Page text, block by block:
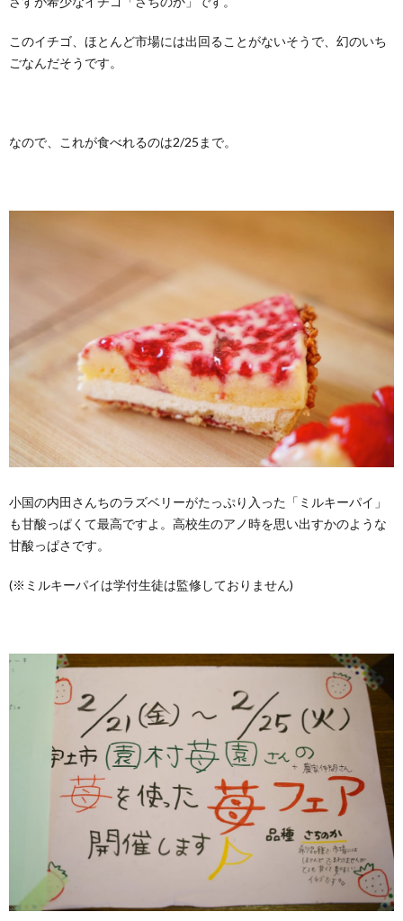
このイチゴ、ほとんど市場には出回ることがないそうで、幻のいち
ごなんだそうです。
なので、これが食べれるのは2/25まで。
小国の内田さんちのラズベリーがたっぷり入った「ミルキーパイ」
も甘酸っぱくて最高ですよ。高校生のアノ時を思い出すかのような
甘酸っぱさです。
(※ミルキーパイは学付生徒は監修しておりません)